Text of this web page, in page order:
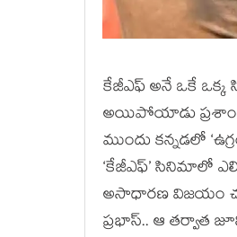
కేజీఎఫ్ అనే ఒకే
అయిపోయాడు ప్రశాంత్
ముందు కన్నడలో
‘కేజీఎఫ్’ సినిమాలో
అసాధారణ విజయం
ప్రభాస్.. ఆ తర్వాత